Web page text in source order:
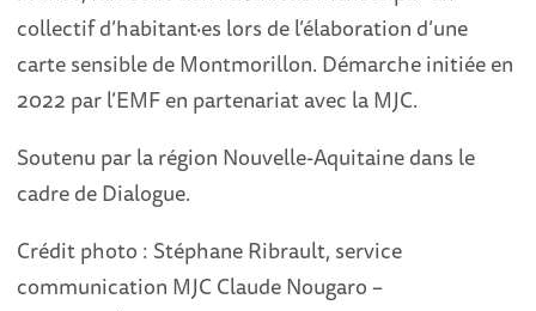
collectif d’habitant·es lors de l’élaboration d’une
carte sensible de Montmorillon. Démarche initiée en
2022 par l’EMF en partenariat avec la MJC.
Soutenu par la région Nouvelle-Aquitaine dans le
cadre de Dialogue.
Crédit photo : Stéphane Ribrault, service
communication MJC Claude Nougaro –